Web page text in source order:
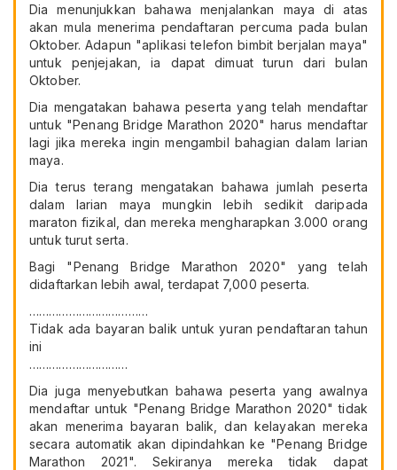
Dia menunjukkan bahawa menjalankan maya di atas
akan mula menerima pendaftaran percuma pada bulan
Oktober. Adapun "aplikasi telefon bimbit berjalan maya"
untuk penjejakan, ia dapat dimuat turun dari bulan
Oktober.
Dia mengatakan bahawa peserta yang telah mendaftar
untuk "Penang Bridge Marathon 2020" harus mendaftar
lagi jika mereka ingin mengambil bahagian dalam larian
maya.
Dia terus terang mengatakan bahawa jumlah peserta
dalam larian maya mungkin lebih sedikit daripada
maraton fizikal, dan mereka mengharapkan 3.000 orang
untuk turut serta.
Bagi "Penang Bridge Marathon 2020" yang telah
didaftarkan lebih awal, terdapat 7,000 peserta.
………………………………
Tidak ada bayaran balik untuk yuran pendaftaran tahun
ini
…………………………
Dia juga menyebutkan bahawa peserta yang awalnya
mendaftar untuk "Penang Bridge Marathon 2020" tidak
akan menerima bayaran balik, dan kelayakan mereka
secara automatik akan dipindahkan ke "Penang Bridge
Marathon 2021". Sekiranya mereka tidak dapat